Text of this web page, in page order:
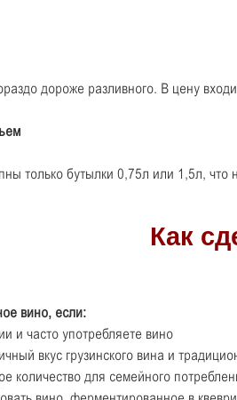
дороже разливного. В цену
только бутылки 0,75л или 1,5л, что
вино, если:
и часто употребляете вино
вкус грузинского вина и
количество для семейного